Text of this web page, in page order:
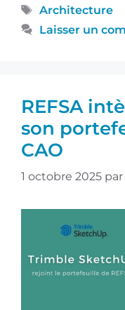
Architecture
Laisser un
REFSA
son
CAO
1 octobre 2025 par